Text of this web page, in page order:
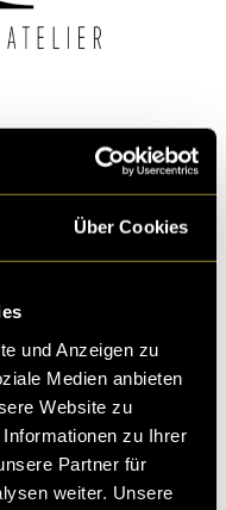
Über Cookies
und Anzeigen zu
Medien anbieten
Website zu
zu Ihrer
Partner für
weiter. Unsere
eine schlechte
war Laura happy mit
deinem Atelier viel